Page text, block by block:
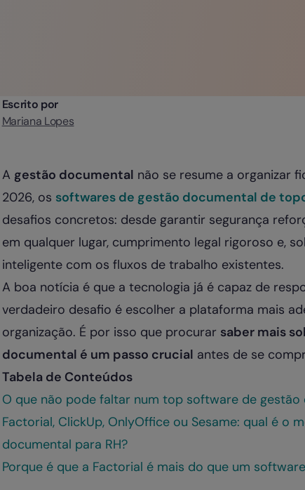
Escrito por
Mariana Lopes
A gestão documental não se resume a organizar
2026, os softwares de gestão documental de
desafios concretos: desde garantir segurança
em qualquer lugar, cumprimento legal rigoroso e,
inteligente com os fluxos de trabalho existentes.
A boa notícia é que a tecnologia já é capaz de
verdadeiro desafio é escolher a plataforma mais
organização. É por isso que procurar saber mais
documental é um passo crucial antes de se
Tabela de Conteúdos
O que não pode faltar num top software de gestão
Factorial, ClickUp, OnlyOffice ou Sesame: qual é o
documental para RH?
Porque é que a Factorial é mais do que um